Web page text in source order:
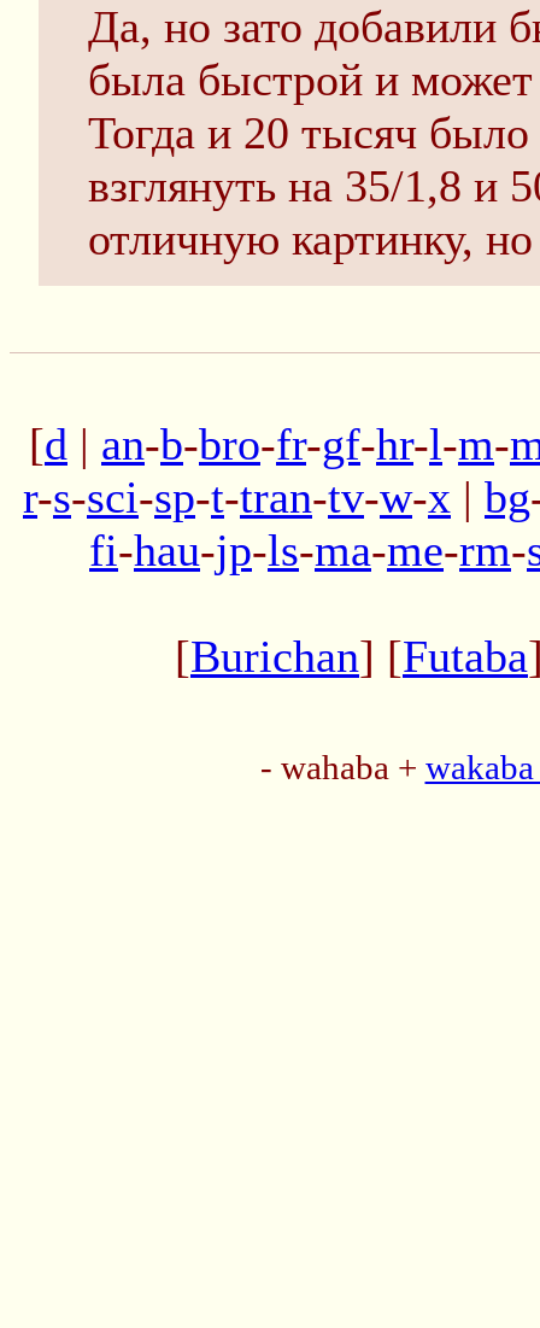
Да, но зато добавили
была быстрой и
Тогда и 20 тысяч
взглянуть на 35/1,8 и
отличную картинку,
[d | an-b-bro-fr-gf-hr-l-m-
r-s-sci-sp-t-tran-tv-w-x | bg
fi-hau-jp-ls-ma-me-rm-
[Burichan] [Futaba
- wahaba +